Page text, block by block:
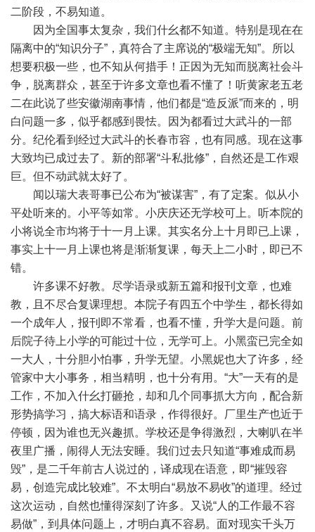
二阶段，不易知道。
因为全国事太复杂，我们什幺都不知道。特别是现在在
隔离中的“知识分子”，真符合了主席说的“极端无知”。所以
想要积极一些，也不知从何措手！正因为无知而脱离社会斗
争，脱离群众，甚至于许多文章也看不懂了！听黄家老五老
二在此说了些安徽湖南事情，他们都是“造反派”而来的，明
白问题一多，似乎都感到畏怯。因为都看过大武斗的一部
分。纪伦看到经过大武斗的长春市容，也有同感。现在这事
大致均已成过去了。新的部署“斗私批修”，自然还是工作艰
巨。但不动武就太好了。
闻以瑞大表哥事已公布为“被谋害”，有了定案。似从小
平处听来的。小平等如常。小庆庆还无学校可上。听本院的
小将说全市均将于十一月上课。其实名分上十月即已上课，
事实上十一月上课也将是渐渐复课，每天上二小时，即已不
错。
许多课不好教。尽学语录或新五篇和报刊文章，也难
教，且不尽合复课理想。本院子有四五个中学生，都长得如
一个成年人，报刊即不常看，也看不懂，升学大是问题。前
后院子待上小学的可能过十位，无学可上。小黑蛮已完全如
一大人，十分胆小怕事，升学无望。小黑妮也大了许多，经
管家中大小事务，相当精明，也十分有用。“大”一天有的是
工作，不加入什幺打砸抢，却和几个同事抓大方向，配合新
形势搞学习，搞大标语和语录，作得很好。厂里生产也近于
停顿，因为谁也无兴趣抓。学校还是争得激烈，大喇叭在半
夜里广播，闹得人无法安睡。我们过去只知道“事难成而易
毁”，是二千年前古人说过的，译成现在语意，即“摧毁容
易，创造完成比较难”。不太明白“易放不易收”的道理。经过
这次运动，自然也懂得深刻了许多。又说“人的工作最不容
易做”，到具体问题上，才明白真不容易。面对现实千头万